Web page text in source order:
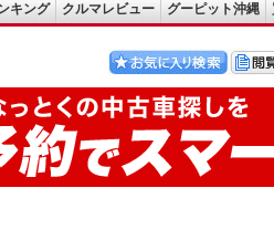
キング クルマレビュー グーピット沖縄